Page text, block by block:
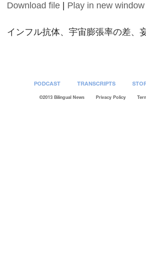
SHARE
LINK
Download file Play in new window
インフル抗体、宇宙膨張率の差、
PODCAST TRANSCRIPTS
©2013 Bilingual News Privacy Policy